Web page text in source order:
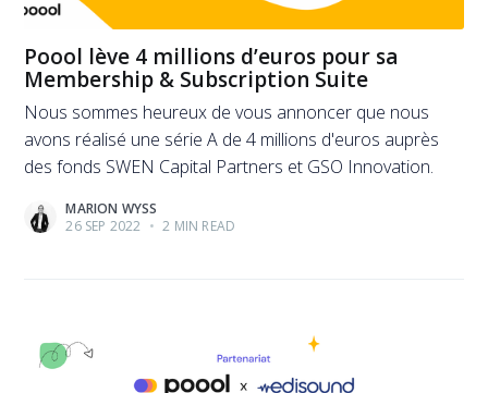
Poool lève 4 millions d’euros pour sa
Membership & Subscription Suite
Nous sommes heureux de vous annoncer que nous
avons réalisé une série A de 4 millions d'euros auprès
des fonds SWEN Capital Partners et GSO Innovation.
MARION WYSS
26 SEP 2022 • 2 MIN READ